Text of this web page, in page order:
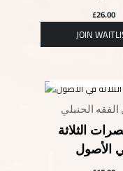
£26.00
الحنبلي
الثلاثة
الأصول